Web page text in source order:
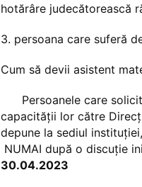
hotărâre judecătorească
3. persoana care suferă
Cum să devii asistent
Persoanele care
capacităţii lor către
depune la sediul
NUMAI după o discuţie
30.04.2023